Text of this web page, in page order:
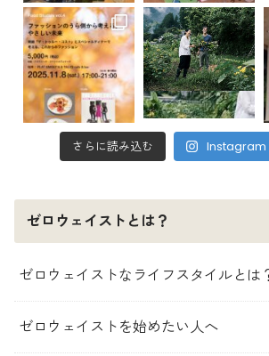
さらに読み込む Instagram
ゼロウェイストとは？
ゼロウェイストなライフスタイルとは
ゼロウェイストを始めたい人へ